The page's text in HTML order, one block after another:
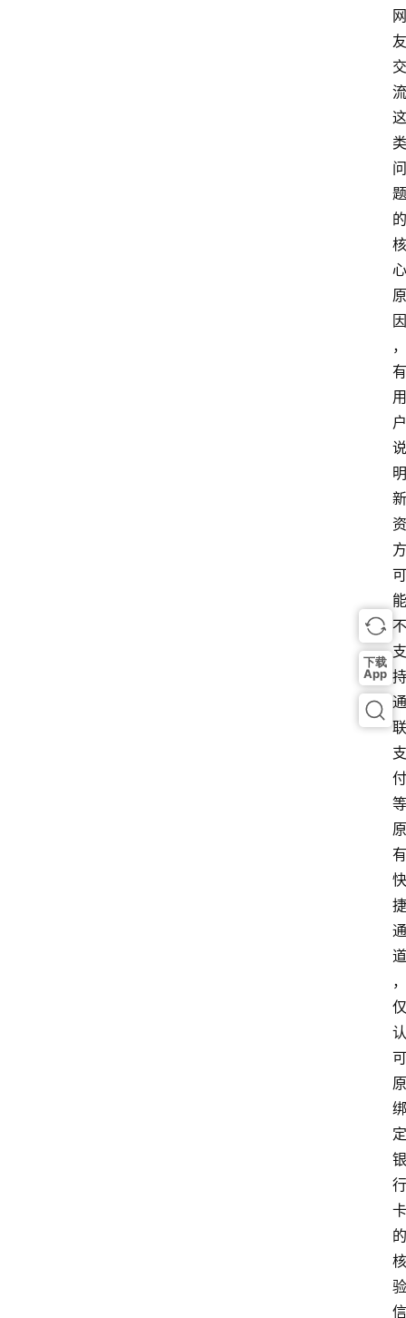
网
友
交
流
这
类
问
题
的
核
心
原
因
，
有
用
户
说
明
新
资
方
可
能
不
支
持
通
联
支
付
等
原
有
快
捷
通
道
，
仅
认
可
原
绑
定
银
行
卡
的
核
验
信
下载
App